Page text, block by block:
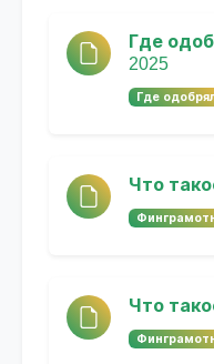
Где
2025
Где
Что
Что